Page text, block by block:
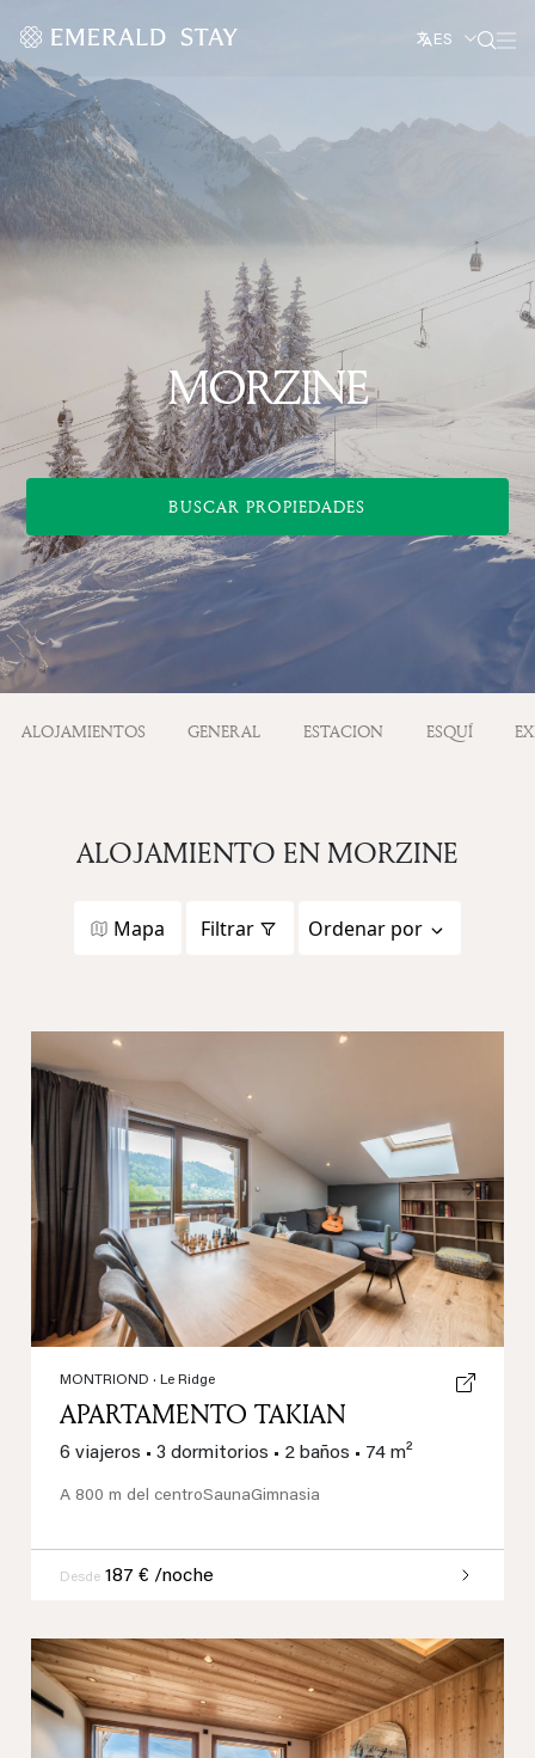
ES
MORZINE
BUSCAR PROPIEDADES
ALOJAMIENTOS GENERAL ESTACION ESQUÍ
ALOJAMIENTO EN MORZINE
Mapa Filtrar Ordenar por
Previous Next
MONTRIOND · Le Ridge
APARTAMENTO TAKIAN
6 viajeros • 3 dormitorios • 2 baños • 74 m²
A 800 m del centroSaunaGimnasia
Desde 187 € /noche